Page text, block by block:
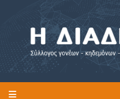
Η ΔΙΑΔΡΟΜΗ